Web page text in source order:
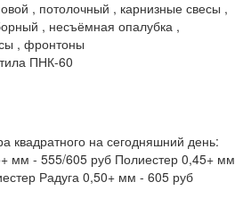
, потолочный , карнизные свесы ,
, несъёмная опалубка ,
, фронтоны
ПНК-60
квадратного на сегодняшний день:
мм - 555/605 руб Полиестер 0,45+ мм
Радуга 0,50+ мм - 605 руб